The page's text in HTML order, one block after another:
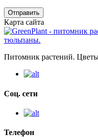
Отправить
Карта сайта
Питомник растений.
Соц. сети
Телефон